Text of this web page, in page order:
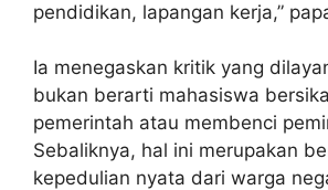
pendidikan, lapangan kerja,”
Ia menegaskan kritik yang
bukan berarti mahasiswa
pemerintah atau membenci
Sebaliknya, hal ini merupakan
kepedulian nyata dari warga